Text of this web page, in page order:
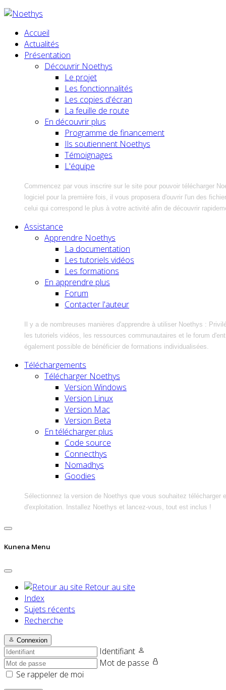
Accueil
Actualités
Présentation
Découvrir Noethys
Le projet
Les fonctionnalités
Les copies d'écran
La feuille de route
En découvrir plus
Programme de financement
Ils soutiennent Noethys
Témoignages
L'équipe
Commencez par vous inscrire sur le site pour pouvoir télécharger
logiciel pour la première fois, il vous proposera d'ouvrir l'un des
celui qui correspond le plus à votre activité afin de découvrir
Assistance
Apprendre Noethys
La documentation
Les tutoriels vidéos
Les formations
En apprendre plus
Forum
Contacter l'auteur
Il y a de nombreuses manières d'apprendre à utiliser Noethys :
les tutoriels vidéos, les ressources communautaires et le forum
également possible de bénéficier de formations individualisées.
Téléchargements
Télécharger Noethys
Version Windows
Version Linux
Version Mac
Version Beta
En télécharger plus
Code source
Connecthys
Nomadhys
Goodies
Sélectionnez la version de Noethys que vous souhaitez télécharger
d'exploitation. Installez Noethys et lancez-vous, tout est inclus !
Kunena Menu
Retour au site
Index
Sujets récents
Recherche
Connexion
Identifiant
Mot de passe
Se rappeler de moi